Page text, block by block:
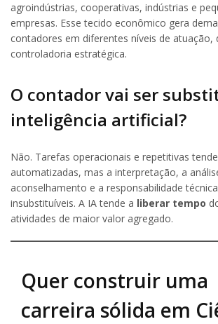
agroindústrias, cooperativas, indústrias e
empresas. Esse tecido econômico gera
contadores em diferentes níveis de atuação,
controladoria estratégica.
O contador vai ser
inteligência artificial?
Não. Tarefas operacionais e repetitivas
automatizadas, mas a interpretação, a
aconselhamento e a responsabilidade
insubstituíveis. A IA tende a liberar tempo
atividades de maior valor agregado.
Quer construir uma
carreira sólida em